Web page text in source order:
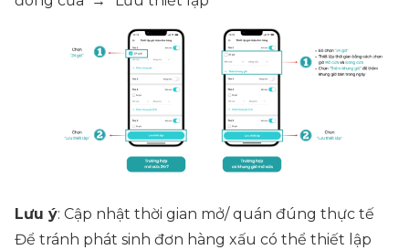
Lưu ý: Cập nhật thời gian mở/ quán đúng thực tế
Để tránh phát sinh đơn hàng xấu có thể thiết lập